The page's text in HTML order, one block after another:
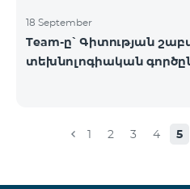
18 September
Team-ը՝ Գիտության
տեխնոլոգիական
1 2 3 4 5